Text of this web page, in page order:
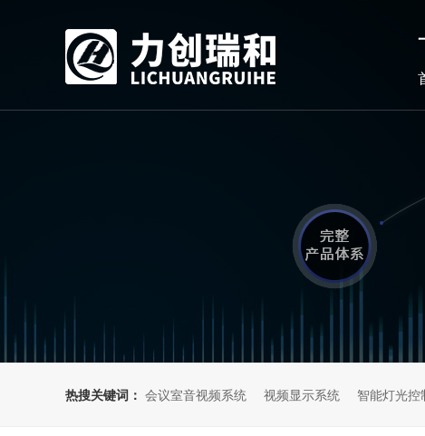
热搜关键词： 会议室音视频系统 视频显示系统 智能灯光控